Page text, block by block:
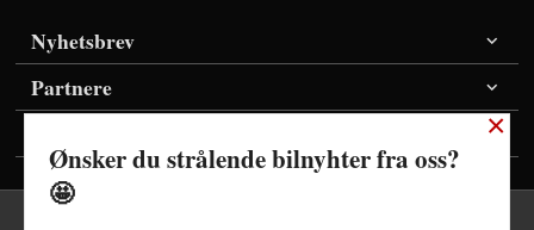
Nyhetsbrev
Partnere
×
Ønsker du strålende bilnyhter fra oss?
🤩